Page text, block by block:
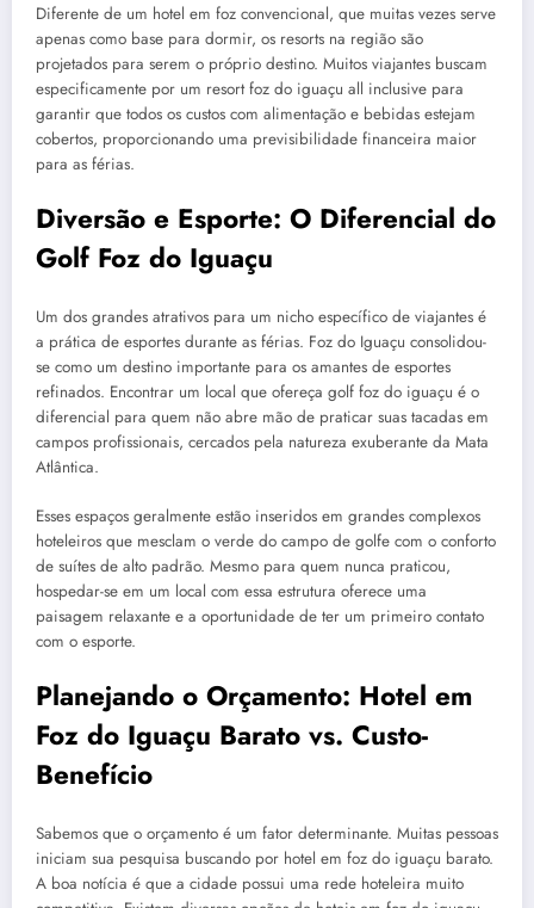
Diferente de um hotel em foz convencional, que muitas vezes serve
apenas como base para dormir, os resorts na região são
projetados para serem o próprio destino. Muitos viajantes buscam
especificamente por um resort foz do iguaçu all inclusive para
garantir que todos os custos com alimentação e bebidas estejam
cobertos, proporcionando uma previsibilidade financeira maior
para as férias.
Diversão e Esporte: O Diferencial do
Golf Foz do Iguaçu
Um dos grandes atrativos para um nicho específico de viajantes é
a prática de esportes durante as férias. Foz do Iguaçu consolidou-
se como um destino importante para os amantes de esportes
refinados. Encontrar um local que ofereça golf foz do iguaçu é o
diferencial para quem não abre mão de praticar suas tacadas em
campos profissionais, cercados pela natureza exuberante da Mata
Atlântica.
Esses espaços geralmente estão inseridos em grandes complexos
hoteleiros que mesclam o verde do campo de golfe com o conforto
de suítes de alto padrão. Mesmo para quem nunca praticou,
hospedar-se em um local com essa estrutura oferece uma
paisagem relaxante e a oportunidade de ter um primeiro contato
com o esporte.
Planejando o Orçamento: Hotel em
Foz do Iguaçu Barato vs. Custo-
Benefício
Sabemos que o orçamento é um fator determinante. Muitas pessoas
iniciam sua pesquisa buscando por hotel em foz do iguaçu barato.
A boa notícia é que a cidade possui uma rede hoteleira muito